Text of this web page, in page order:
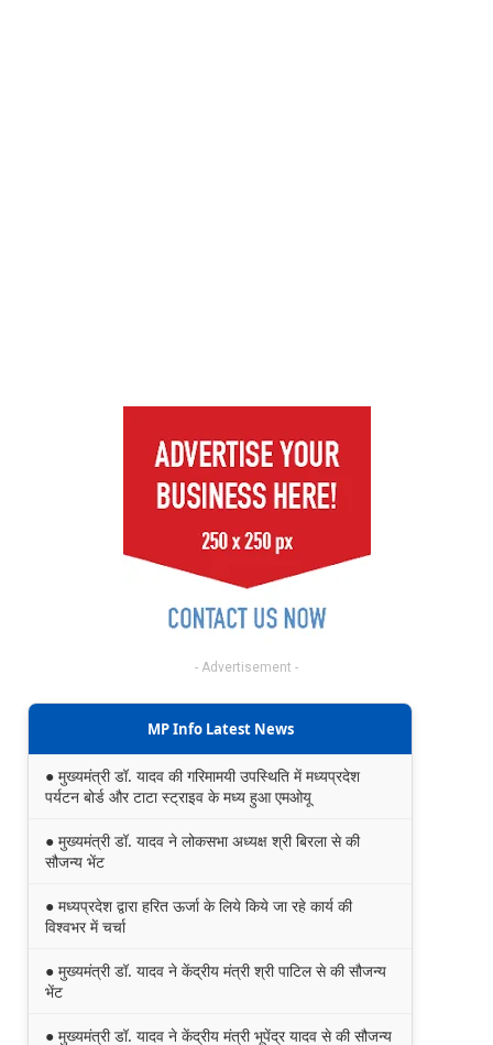
- Advertisement -
MP Info Latest News
● मुख्यमंत्री डॉ. यादव की गरिमामयी उपस्थिति में मध्यप्रदेश
पर्यटन बोर्ड और टाटा स्ट्राइव के मध्य हुआ एमओयू
● मुख्यमंत्री डॉ. यादव ने लोकसभा अध्यक्ष श्री बिरला से की
सौजन्य भेंट
● मध्यप्रदेश द्वारा हरित ऊर्जा के लिये किये जा रहे कार्य की
विश्वभर में चर्चा
● मुख्यमंत्री डॉ. यादव ने केंद्रीय मंत्री श्री पाटिल से की सौजन्य
भेंट
● मुख्यमंत्री डॉ. यादव ने केंद्रीय मंत्री भूपेंद्र यादव से की सौजन्य